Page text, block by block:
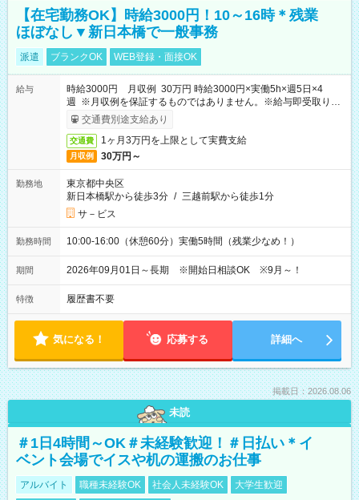
【在宅勤務OK】時給3000円！10～16時＊残業
ほぼなし▼新日本橋で一般事務
派遣 ブランクOK WEB登録・面接OK
給与
時給3000円 月収例 30万円 時給3000円×実働5h×週5日×4
週 ※月収例を保証するものではありません。※給与即受取りサ
ービス利用可（利用条件有）
交通費別途支給あり
交通費 1ヶ月3万円を上限として実費支給
月収例 30万円～
勤務地
東京都中央区
新日本橋駅から徒歩3分 / 三越前駅から徒歩1分
サ－ビス
勤務時間 10:00-16:00（休憩60分）実働5時間（残業少なめ！）
期間 2026年09月01日～長期 ※開始日相談OK ※9月～！
特徴 履歴書不要
気になる！ 応募する 詳細へ
掲載日：2026.08.06
未読
＃1日4時間～OK＃未経験歓迎！＃日払い＊イ
ベント会場でイスや机の運搬のお仕事
アルバイト 職種未経験OK 社会人未経験OK
大学生歓迎